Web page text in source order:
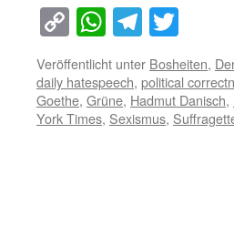
Copy
Link
WhatsApp
Telegram
Veröffentlicht unter Bosheiten,
daily hatespeech, political
Goethe, Grüne, Hadmut Danisch,
York Times, Sexismus,